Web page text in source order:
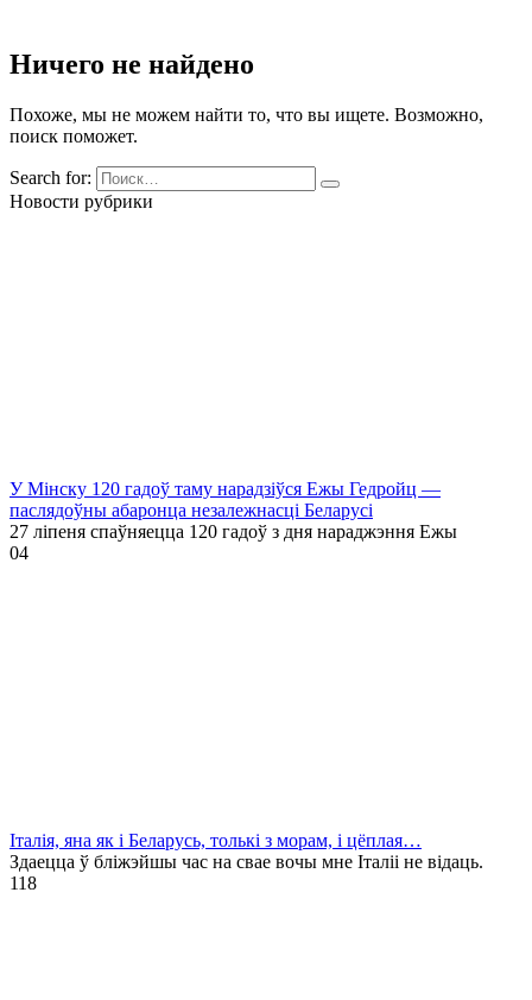
Ничего не найдено
Похоже, мы не можем найти то, что вы ищете. Возможно,
поиск поможет.
Search for:
Новости рубрики
У Мінску 120 гадоў таму нарадзіўся Ежы Гедройц —
паслядоўны абаронца незалежнасці Беларусі
27 ліпеня спаўняецца 120 гадоў з дня нараджэння Ежы
04
Італія, яна як і Беларусь, толькі з морам, і цёплая…
Здаецца ў бліжэйшы час на свае вочы мне Італіі не відаць.
118